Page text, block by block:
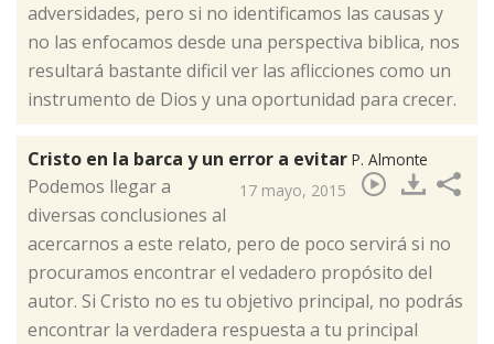
adversidades, pero si no identificamos las causas y
no las enfocamos desde una perspectiva biblica, nos
resultará bastante dificil ver las aflicciones como un
instrumento de Dios y una oportunidad para crecer.
Cristo en la barca y un error a evitar P. Almonte
17 mayo, 2015
​Podemos llegar a
diversas conclusiones al
acercarnos a este relato, pero de poco servirá si no
procuramos encontrar el vedadero propósito del
autor. Si Cristo no es tu objetivo principal, no podrás
encontrar la verdadera respuesta a tu principal